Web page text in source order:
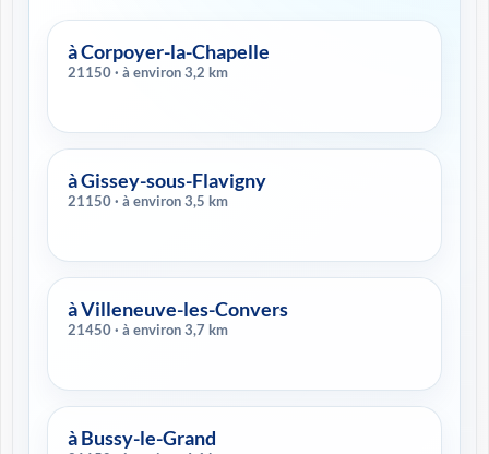
à Corpoyer-la-Chapelle
21150 · à environ 3,2 km
à Gissey-sous-Flavigny
21150 · à environ 3,5 km
à Villeneuve-les-Convers
21450 · à environ 3,7 km
à Bussy-le-Grand